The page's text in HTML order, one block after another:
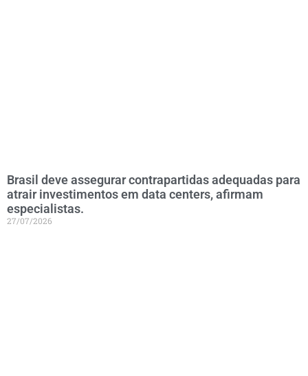
Brasil deve assegurar contrapartidas adequadas para
atrair investimentos em data centers, afirmam
especialistas.
27/07/2026